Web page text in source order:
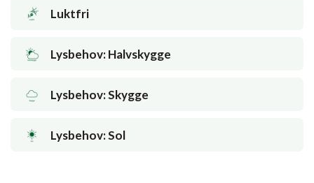
Luktfri
Lysbehov: Halvskygge
Lysbehov: Skygge
Lysbehov: Sol